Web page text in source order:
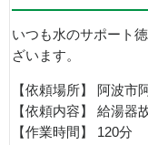
いつも水のサポート
ざいます。
【依頼場所】 阿波市
【依頼内容】 給湯器
【作業時間】 120分